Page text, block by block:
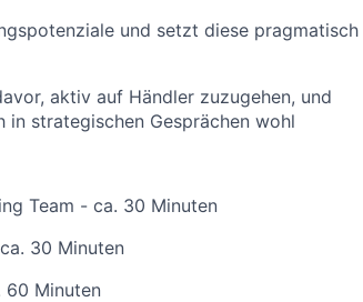
und setzt diese pragmatisch
aktiv auf Händler zuzugehen, und
strategischen Gesprächen wohl
Team - ca. 30 Minuten
30 Minuten
60 Minuten